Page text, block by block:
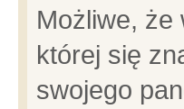
Możliwe, że
której się
swojego